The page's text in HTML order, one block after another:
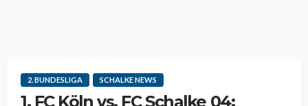
2. BUNDESLIGA SCHALKE NEWS
1. FC Köln vs. FC Schalke 04: